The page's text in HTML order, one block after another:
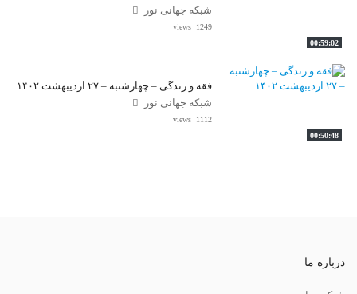
00:59:02
شبکه جهانی نور
1249 views
00:50:48
فقه و زندگی – چهارشنبه – ۲۷ اردیبهشت ۱۴۰۲
شبکه جهانی نور
1112 views
درباره ما